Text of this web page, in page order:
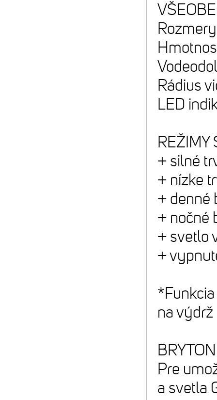
Rádius
LED
REŽIMY
+ silné
+ nízke
+ denné
+ nočné
+ svetlo
+
na výdrž
Pre
a svetla